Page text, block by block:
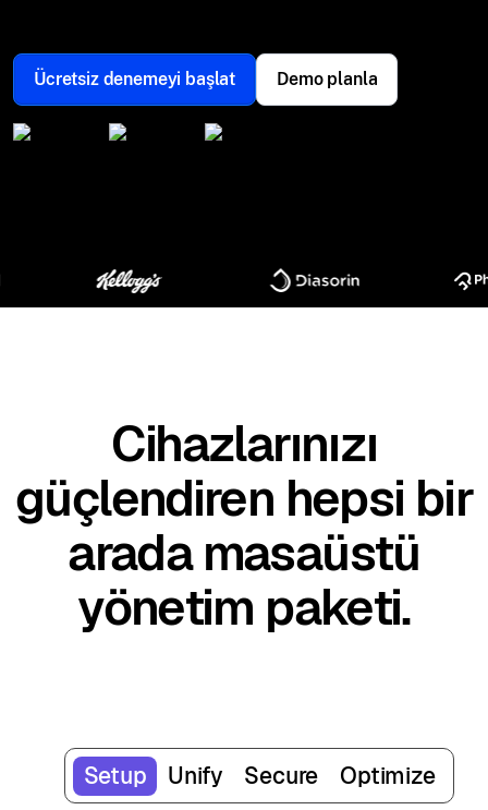
Ücretsiz denemeyi başlat Demo planla
Cihazlarınızı
güçlendiren hepsi bir
arada masaüstü
yönetim paketi.
Setup Unify Secure Optimize